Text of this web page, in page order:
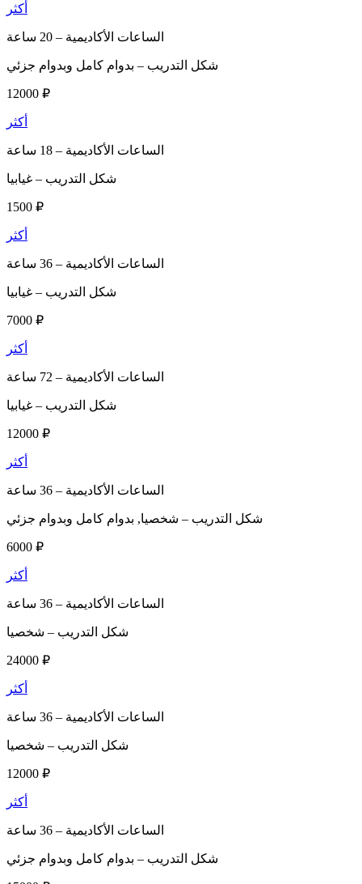
أكثر
الساعات الأكاديمية –
شكل التدريب – بدوام كامل وبدوام جزئي
12000 ₽
أكثر
الساعات الأكاديمية –
شكل التدريب – غيابيا
1500 ₽
أكثر
الساعات الأكاديمية –
شكل التدريب – غيابيا
7000 ₽
أكثر
الساعات الأكاديمية –
شكل التدريب – غيابيا
12000 ₽
أكثر
الساعات الأكاديمية –
شكل التدريب – شخصيا, بدوام كامل وبدوام جزئي
6000 ₽
أكثر
الساعات الأكاديمية –
شكل التدريب – شخصيا
24000 ₽
أكثر
الساعات الأكاديمية –
شكل التدريب – شخصيا
12000 ₽
أكثر
الساعات الأكاديمية –
شكل التدريب – بدوام كامل وبدوام جزئي